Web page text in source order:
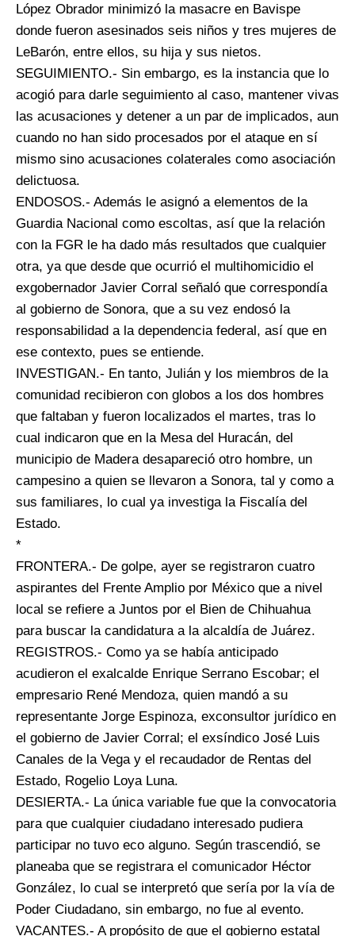
López Obrador minimizó la masacre en Bavispe
donde fueron asesinados seis niños y tres mujeres de
LeBarón, entre ellos, su hija y sus nietos.
SEGUIMIENTO.- Sin embargo, es la instancia que lo
acogió para darle seguimiento al caso, mantener vivas
las acusaciones y detener a un par de implicados, aun
cuando no han sido procesados por el ataque en sí
mismo sino acusaciones colaterales como asociación
delictuosa.
ENDOSOS.- Además le asignó a elementos de la
Guardia Nacional como escoltas, así que la relación
con la FGR le ha dado más resultados que cualquier
otra, ya que desde que ocurrió el multihomicidio el
exgobernador Javier Corral señaló que correspondía
al gobierno de Sonora, que a su vez endosó la
responsabilidad a la dependencia federal, así que en
ese contexto, pues se entiende.
INVESTIGAN.- En tanto, Julián y los miembros de la
comunidad recibieron con globos a los dos hombres
que faltaban y fueron localizados el martes, tras lo
cual indicaron que en la Mesa del Huracán, del
municipio de Madera desapareció otro hombre, un
campesino a quien se llevaron a Sonora, tal y como a
sus familiares, lo cual ya investiga la Fiscalía del
Estado.
*
FRONTERA.- De golpe, ayer se registraron cuatro
aspirantes del Frente Amplio por México que a nivel
local se refiere a Juntos por el Bien de Chihuahua
para buscar la candidatura a la alcaldía de Juárez.
REGISTROS.- Como ya se había anticipado
acudieron el exalcalde Enrique Serrano Escobar; el
empresario René Mendoza, quien mandó a su
representante Jorge Espinoza, exconsultor jurídico en
el gobierno de Javier Corral; el exsíndico José Luis
Canales de la Vega y el recaudador de Rentas del
Estado, Rogelio Loya Luna.
DESIERTA.- La única variable fue que la convocatoria
para que cualquier ciudadano interesado pudiera
participar no tuvo eco alguno. Según trascendió, se
planeaba que se registrara el comunicador Héctor
González, lo cual se interpretó que sería por la vía de
Poder Ciudadano, sin embargo, no fue al evento.
VACANTES.- A propósito de que el gobierno estatal